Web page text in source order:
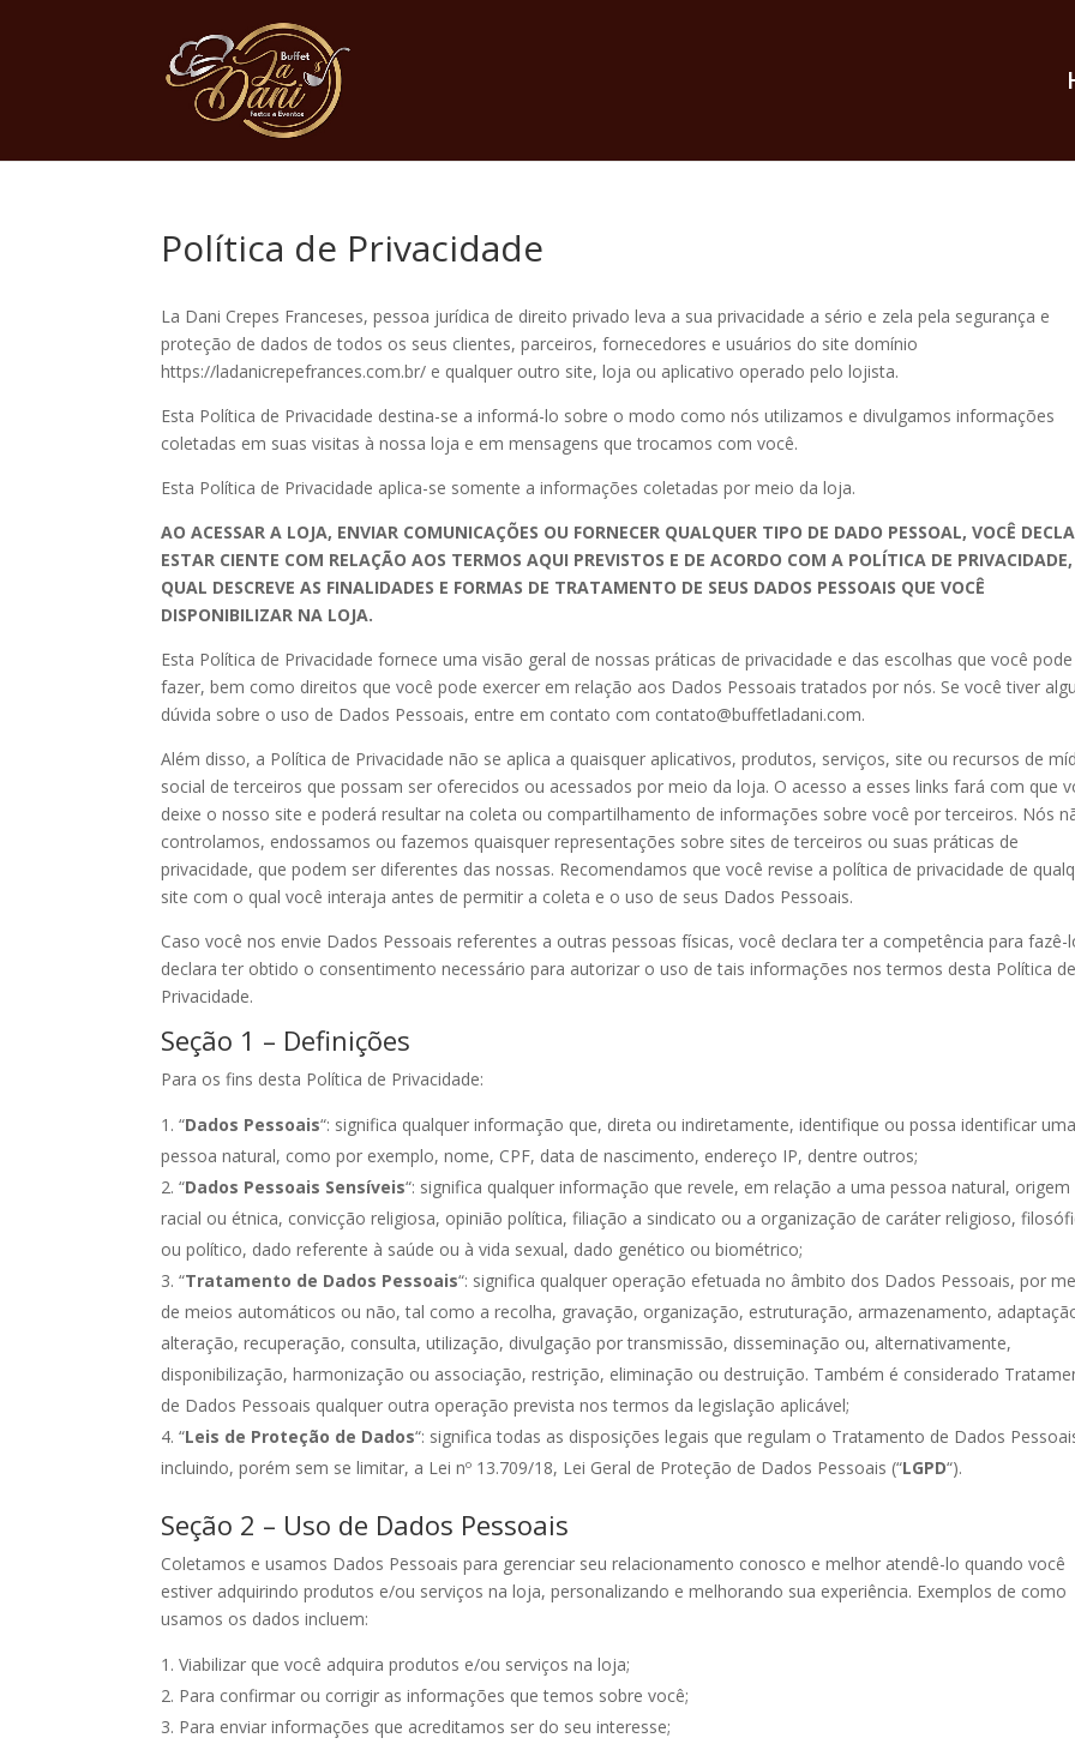
Política de Privacidade
La Dani Crepes Franceses, pessoa jurídica de direito privado leva a sua privacidade a sério e zela pela segurança e
proteção de dados de todos os seus clientes, parceiros, fornecedores e usuários do site domínio
https://ladanicrepefrances.com.br/ e qualquer outro site, loja ou aplicativo operado pelo lojista.
Esta Política de Privacidade destina-se a informá-lo sobre o modo como nós utilizamos e divulgamos informações
coletadas em suas visitas à nossa loja e em mensagens que trocamos com você.
Esta Política de Privacidade aplica-se somente a informações coletadas por meio da loja.
AO ACESSAR A LOJA, ENVIAR COMUNICAÇÕES OU FORNECER QUALQUER TIPO DE DADO PESSOAL, VOCÊ
ESTAR CIENTE COM RELAÇÃO AOS TERMOS AQUI PREVISTOS E DE ACORDO COM A POLÍTICA DE
QUAL DESCREVE AS FINALIDADES E FORMAS DE TRATAMENTO DE SEUS DADOS PESSOAIS QUE VOCÊ
DISPONIBILIZAR NA LOJA.
Esta Política de Privacidade fornece uma visão geral de nossas práticas de privacidade e das escolhas que você pode
fazer, bem como direitos que você pode exercer em relação aos Dados Pessoais tratados por nós. Se você tiver
dúvida sobre o uso de Dados Pessoais, entre em contato com contato@buffetladani.com.
Além disso, a Política de Privacidade não se aplica a quaisquer aplicativos, produtos, serviços, site ou recursos de
social de terceiros que possam ser oferecidos ou acessados por meio da loja. O acesso a esses links fará com que
deixe o nosso site e poderá resultar na coleta ou compartilhamento de informações sobre você por terceiros. Nós
controlamos, endossamos ou fazemos quaisquer representações sobre sites de terceiros ou suas práticas de
privacidade, que podem ser diferentes das nossas. Recomendamos que você revise a política de privacidade de
site com o qual você interaja antes de permitir a coleta e o uso de seus Dados Pessoais.
Caso você nos envie Dados Pessoais referentes a outras pessoas físicas, você declara ter a competência para fazê-
declara ter obtido o consentimento necessário para autorizar o uso de tais informações nos termos desta Política de
Privacidade.
Seção 1 – Definições
Para os fins desta Política de Privacidade:
“Dados Pessoais“: significa qualquer informação que, direta ou indiretamente, identifique ou possa identificar uma
pessoa natural, como por exemplo, nome, CPF, data de nascimento, endereço IP, dentre outros;
“Dados Pessoais Sensíveis“: significa qualquer informação que revele, em relação a uma pessoa natural, origem
racial ou étnica, convicção religiosa, opinião política, filiação a sindicato ou a organização de caráter religioso,
ou político, dado referente à saúde ou à vida sexual, dado genético ou biométrico;
“Tratamento de Dados Pessoais“: significa qualquer operação efetuada no âmbito dos Dados Pessoais, por
de meios automáticos ou não, tal como a recolha, gravação, organização, estruturação, armazenamento,
alteração, recuperação, consulta, utilização, divulgação por transmissão, disseminação ou, alternativamente,
disponibilização, harmonização ou associação, restrição, eliminação ou destruição. Também é considerado
de Dados Pessoais qualquer outra operação prevista nos termos da legislação aplicável;
“Leis de Proteção de Dados“: significa todas as disposições legais que regulam o Tratamento de Dados
incluindo, porém sem se limitar, a Lei nº 13.709/18, Lei Geral de Proteção de Dados Pessoais (“LGPD“).
Seção 2 – Uso de Dados Pessoais
Coletamos e usamos Dados Pessoais para gerenciar seu relacionamento conosco e melhor atendê-lo quando você
estiver adquirindo produtos e/ou serviços na loja, personalizando e melhorando sua experiência. Exemplos de como
usamos os dados incluem:
Viabilizar que você adquira produtos e/ou serviços na loja;
Para confirmar ou corrigir as informações que temos sobre você;
Para enviar informações que acreditamos ser do seu interesse;